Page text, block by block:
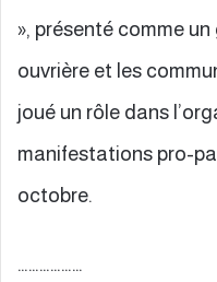
», présenté comme
ouvrière et les
joué un rôle dans
manifestations pro-
octobre.
………………